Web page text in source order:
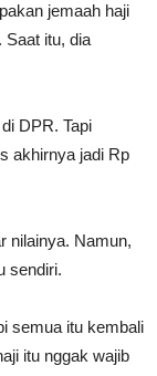
jemaah haji
Saat itu, dia
DPR. Tapi
akhirnya jadi Rp
nilainya. Namun,
sendiri.
semua itu kembali
itu nggak wajib